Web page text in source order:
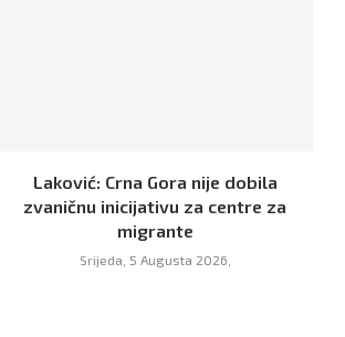
Laković: Crna Gora nije dobila
zvaničnu inicijativu za centre za
migrante
Srijeda, 5 Augusta 2026,